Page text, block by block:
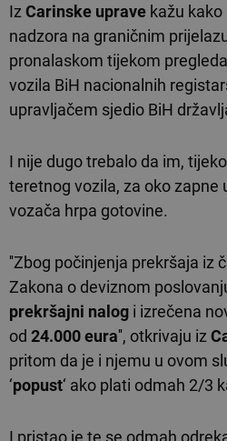
Iz Carinske uprave kažu
nadzora na graničnim
pronalaskom tijekom
vozila BiH nacionalnih
upravljačem sjedio BiH
I nije dugo trebalo da im,
teretnog vozila, za oko zapne
vozača hrpa gotovine.
''Zbog počinjenja prekršaja iz
Zakona o deviznom
prekršajni nalog i izrečena
od 24.000 eura'', otkrivaju iz
pritom da je i njemu u ovom
‘popust‘ ako plati odmah 2/3
I pristao je te se odmah